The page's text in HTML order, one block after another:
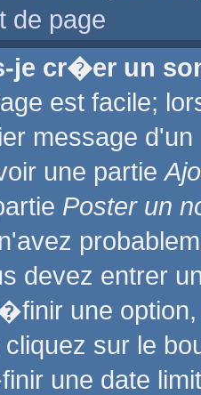
de page
je cr�er un
est facile;
message
une partie
Poster un
devez entrer
une
sur le
une date